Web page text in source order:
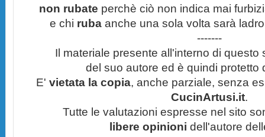
non rubate perchè ciò non indica mai
e chi ruba anche una sola volta sarà
-------
Il materiale presente all'interno di questo
del suo autore ed è quindi protetto
E' vietata la copia, anche parziale, senza
CucinArtusi.it.
Tutte le valutazioni espresse nel sito
libere opinioni dell'autore